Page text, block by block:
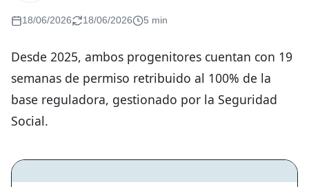
18/06/2026 18/06/2026 5 min
Desde 2025, ambos progenitores cuentan con 19
semanas de permiso retribuido al 100% de la
base reguladora, gestionado por la Seguridad
Social.